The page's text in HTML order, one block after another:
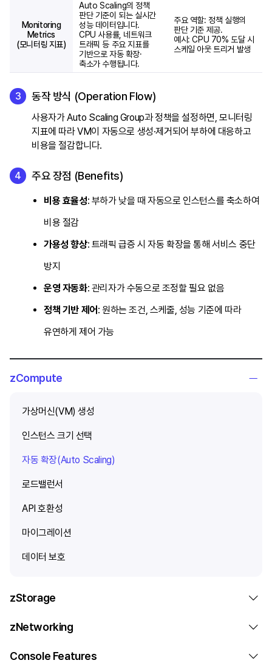
Monitoring
Metrics
(모니터링 지표)
Auto Scaling의 정책
판단 기준이 되는 실시간
성능 데이터입니다.
CPU 사용률, 네트워크
트래픽 등 주요 지표를
기반으로 자동 확장·
축소가 수행됩니다.
주요 역할: 정책 실행의
판단 기준 제공.
예시: CPU 70% 도달 시
스케일 아웃 트리거 발생
동작 방식 (Operation Flow)
사용자가 Auto Scaling Group과 정책을 설정하면, 모니터링
지표에 따라 VM이 자동으로 생성·제거되어 부하에 대응하고
비용을 절감합니다.
주요 장점 (Benefits)
비용 효율성: 부하가 낮을 때 자동으로 인스턴스를 축소하여
비용 절감
가용성 향상: 트래픽 급증 시 자동 확장을 통해 서비스 중단
방지
운영 자동화: 관리자가 수동으로 조정할 필요 없음
정책 기반 제어 : 원하는 조건, 스케줄, 성능 기준에 따라
유연하게 제어 가능
zCompute
가상머신(VM) 생성
인스턴스 크기 선택
자동 확장(Auto Scaling)
로드밸런서
API 호환성
마이그레이션
데이터 보호
zStorage
zNetworking
Console Features